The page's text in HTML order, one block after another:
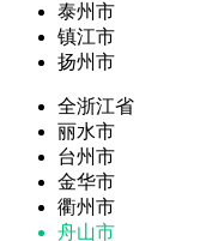
泰州市
镇江市
扬州市
全浙江省
丽水市
台州市
金华市
衢州市
舟山市